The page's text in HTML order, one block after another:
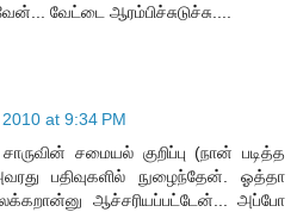
வேட்டை ஆரம்பிச்சுடுச்சு....
at 9:34 PM
சமையல் குறிப்பு (நான் படித்த
பதிவுகளில் நுழைந்தேன். ஓத்தா
ஆச்சரியப்பட்டேன்... அப்போ